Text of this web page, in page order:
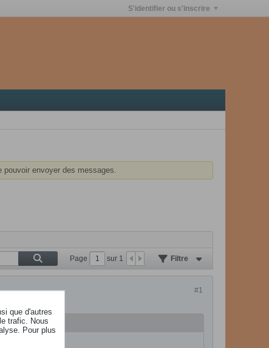
S'identifier ou s'inscrire
pouvoir envoyer des messages.
Page sur 1 Filtre
#1
que d'autres
trafic. Nous
Pour plus